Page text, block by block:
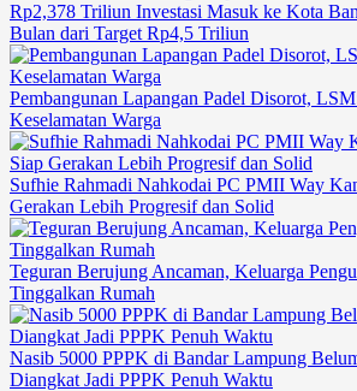
Rp2,378 Triliun Investasi Masuk ke Kota
Bulan dari Target Rp4,5 Triliun
Pembangunan Lapangan Padel Disorot,
Keselamatan Warga
Sufhie Rahmadi Nahkodai PC PMII Way
Gerakan Lebih Progresif dan Solid
Teguran Berujung Ancaman, Keluarga
Tinggalkan Rumah
Nasib 5000 PPPK di Bandar Lampung
Diangkat Jadi PPPK Penuh Waktu